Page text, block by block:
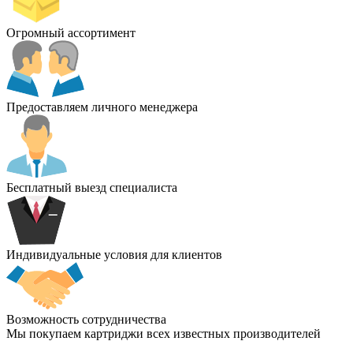
Огромный ассортимент
Предоставляем личного менеджера
Бесплатный выезд специалиста
Индивидуальные условия для клиентов
Возможность сотрудничества
Мы покупаем картриджи всех известных производителей